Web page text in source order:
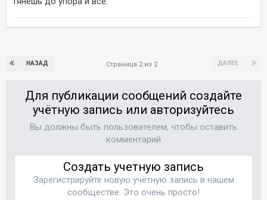
НАЗАД ДАЛЕЕ
Страница 2 из 2
Для публикации сообщений создайте
учётную запись или авторизуйтесь
Вы должны быть пользователем, чтобы оставить
комментарий
Создать учетную запись
Зарегистрируйте новую учётную запись в нашем
сообществе. Это очень просто!